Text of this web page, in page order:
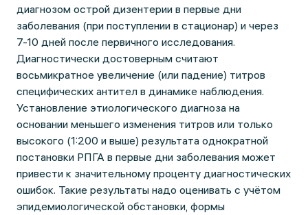
диагнозом острой дизентерии в первые дни
заболевания (при поступлении в стационар) и через
7-10 дней после первичного исследования.
Диагностически достоверным считают
восьмикратное увеличение (или падение) титров
специфических антител в динамике наблюдения.
Установление этиологического диагноза на
основании меньшего изменения титров или только
высокого (1:200 и выше) результата однократной
постановки РПГА в первые дни заболевания может
привести к значительному проценту диагностических
ошибок. Такие результаты надо оценивать с учётом
эпидемиологической обстановки, формы